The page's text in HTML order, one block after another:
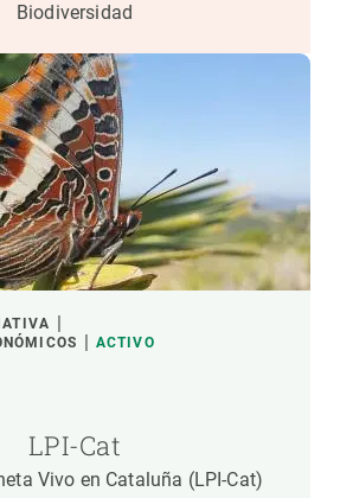
Biodiversidad
ACTIVO
LPI-Cat
Vivo en Cataluña (LPI-Cat)